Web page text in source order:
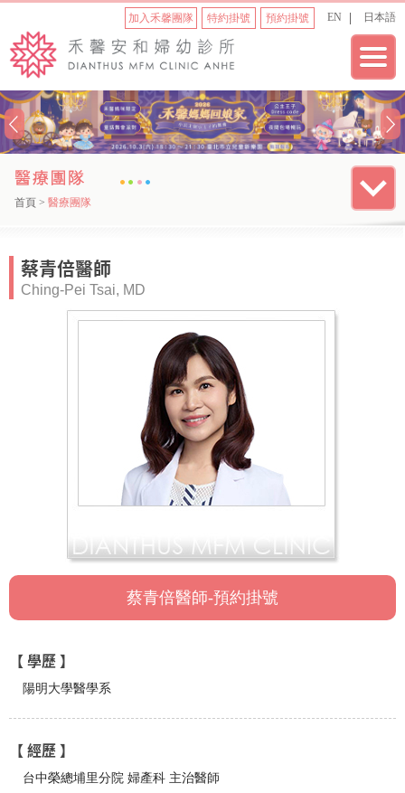
日本語
EN
加入禾馨團隊 預約掛號
特約掛號
首頁 > 醫療團隊
蔡青倍醫師
Ching-Pei Tsai, MD
蔡青倍醫師-預約掛號
【 學歷 】
陽明大學醫學系
【 經歷 】
台中榮總埔里分院 婦產科 主治醫師